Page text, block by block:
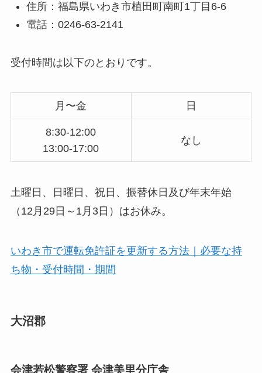
住所：福島県いわき市植田町南町1丁目6-6
電話：0246-63-2141
受付時間は以下のとおりです。
月〜金 日
8:30-12:00
13:00-17:00
なし
土曜日、日曜日、祝日、振替休日及び年末年始
（12月29日～1月3日）はお休み。
いわき市で運転免許証を更新する方法｜必要な持
ち物・受付時間・期間
大沼郡
会津若松警察署 会津美里分庁舎